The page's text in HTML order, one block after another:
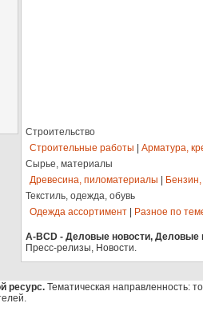
Строительство
Строительные работы
Арматура,
Сырье, материалы
Древесина, пиломатериалы
Текстиль, одежда, обувь
Одежда ассортимент
Разное по
A-BCD - Деловые новости, Деловые
Пресс-релизы, Новости.
ресурс. Тематическая направленность: